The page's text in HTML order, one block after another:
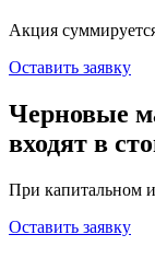
Акция
Оставить заявку
Черновые
входят в
При капитальном
Оставить заявку